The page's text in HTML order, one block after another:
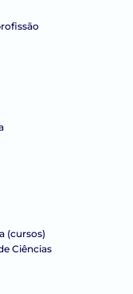
(cursos)
Ciências